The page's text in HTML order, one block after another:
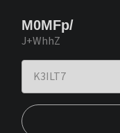
M0MFp/
J+WhhZ